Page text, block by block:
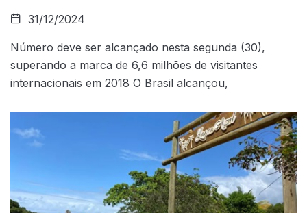
31/12/2024
Número deve ser alcançado nesta segunda (30),
superando a marca de 6,6 milhões de visitantes
internacionais em 2018 O Brasil alcançou,